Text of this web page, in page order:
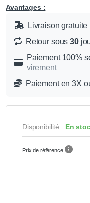
Avantages :
Livraison gratuite
Retour sous30
Paiement 100%
virement
Paiement en 3X
Disponibilité : En
Prix de référence